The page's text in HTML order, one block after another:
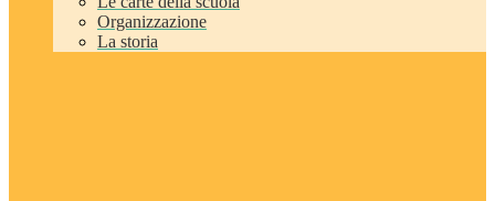
Organizzazione
La storia